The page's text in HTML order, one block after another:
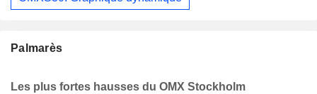
Palmarès
Les plus fortes hausses du OMX Stockholm